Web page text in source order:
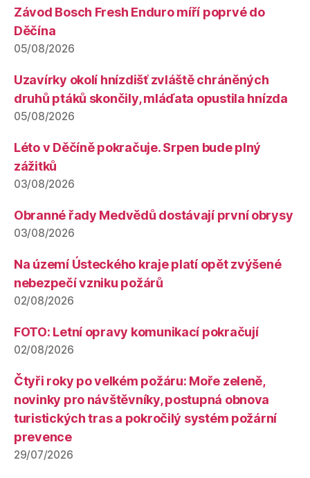
Závod Bosch Fresh Enduro míří poprvé do
Děčína
05/08/2026
Uzavírky okolí hnízdišť zvláště chráněných
druhů ptáků skončily, mláďata opustila hnízda
05/08/2026
Léto v Děčíně pokračuje. Srpen bude plný
zážitků
03/08/2026
Obranné řady Medvědů dostávají první obrysy
03/08/2026
Na území Ústeckého kraje platí opět zvýšené
nebezpečí vzniku požárů
02/08/2026
FOTO: Letní opravy komunikací pokračují
02/08/2026
Čtyři roky po velkém požáru: Moře zeleně,
novinky pro návštěvníky, postupná obnova
turistických tras a pokročilý systém požární
prevence
29/07/2026